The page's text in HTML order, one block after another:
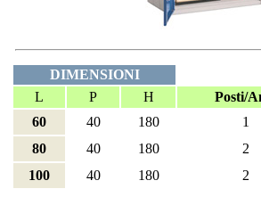
DIMENSIONI
L
P H Posti/
60
40 180 1
80
40 180 2
100
40 180 2